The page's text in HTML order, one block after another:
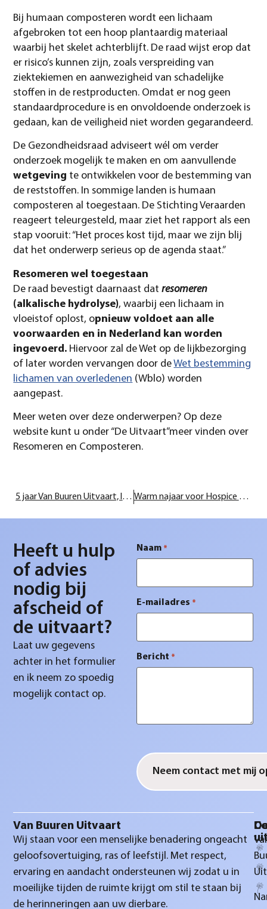
Bij humaan composteren wordt een lichaam
afgebroken tot een hoop plantaardig materiaal
waarbij het skelet achterblijft. De raad wijst erop dat
er risico’s kunnen zijn, zoals verspreiding van
ziektekiemen en aanwezigheid van schadelijke
stoffen in de restproducten. Omdat er nog geen
standaardprocedure is en onvoldoende onderzoek is
gedaan, kan de veiligheid niet worden gegarandeerd.
De Gezondheidsraad adviseert wél om verder
onderzoek mogelijk te maken en om aanvullende
wetgeving te ontwikkelen voor de bestemming van
de reststoffen. In sommige landen is humaan
composteren al toegestaan. De Stichting Veraarden
reageert teleurgesteld, maar ziet het rapport als een
stap vooruit: “Het proces kost tijd, maar we zijn blij
dat het onderwerp serieus op de agenda staat.”
Resomeren wel toegestaan
De raad bevestigt daarnaast datresomeren
(alkalische hydrolyse), waarbij een lichaam in
vloeistof oplost, opnieuw voldoet aan alle
voorwaarden en in Nederland kan worden
ingevoerd. Hiervoor zal de Wet op de lijkbezorging
of later worden vervangen door deWet bestemming
lichamen van overledenen (Wblo) worden
aangepast.
Meer weten over deze onderwerpen? Op deze
website kunt u onder “De Uitvaart”meer vinden over
Resomeren en Composteren.
5 jaar Van Buuren Uitvaart, lancering nieuwe website Warm najaar voor Hospice Koningshove
Heeft u hulp
of advies
nodig bij
afscheid of
de uitvaart?
Laat uw gegevens
achter in het formulier
en ik neem zo spoedig
mogelijk contact op.
Naam *
E-mailadres *
Bericht *
Van Buuren Uitvaart
Wij staan voor een menselijke benadering ongeacht
geloofsovertuiging, ras of leefstijl. Met respect,
ervaring en aandacht ondersteunen wij zodat u in
moeilijke tijden de ruimte krijgt om stil te staan bij
de herinneringen aan uw dierbare.